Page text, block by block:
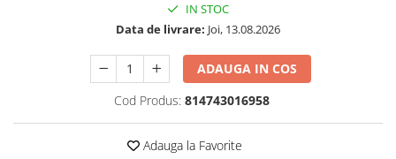
IN STOC
Data de livrare: Joi, 13.08.2026
ADAUGA IN COS
Cod Produs: 814743016958
Adauga la Favorite